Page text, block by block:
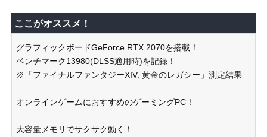
ここがオススメ！
グラフィックボードGeForce RTX 2070を搭載！
ベンチマーク13980(DLSS適用時)を記録！
※「ファイナルファンタジーXIV: 黄金のレガシー」測定結果
オンラインゲームにおすすめのゲーミングPC！
大容量メモリでサクサク動く！